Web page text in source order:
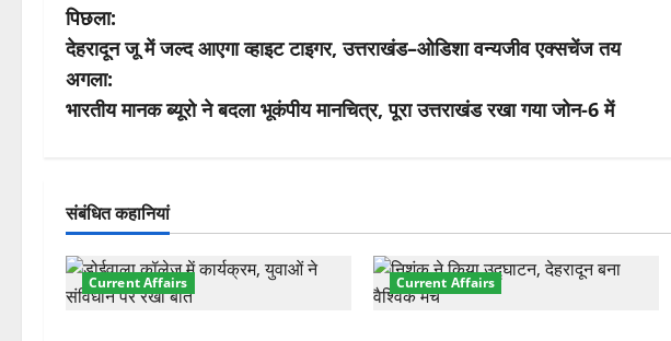
पो
स्ट
ने
गे
श
न
पिछला:
देहरादून जू में जल्द आएगा व्हाइट टाइगर, उत्तराखंड–ओडिशा वन्यजीव एक्सचेंज तय
अगला:
भारतीय मानक ब्यूरो ने बदला भूकंपीय मानचित्र, पूरा उत्तराखंड रखा गया जोन-6 में
संबंधित कहानियां
Current Affairs Current Affairs